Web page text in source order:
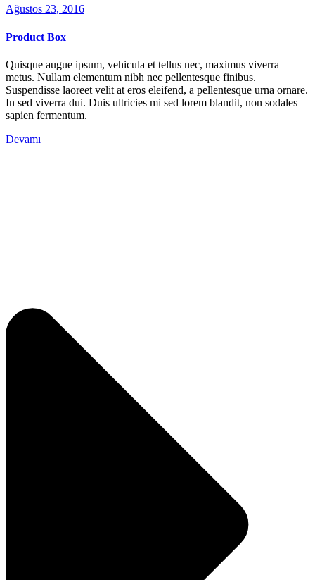
Ağustos 23, 2016
Product Box
Quisque augue ipsum, vehicula et tellus nec, maximus viverra
metus. Nullam elementum nibh nec pellentesque finibus.
Suspendisse laoreet velit at eros eleifend, a pellentesque urna ornare.
In sed viverra dui. Duis ultricies mi sed lorem blandit, non sodales
sapien fermentum.
Devamı